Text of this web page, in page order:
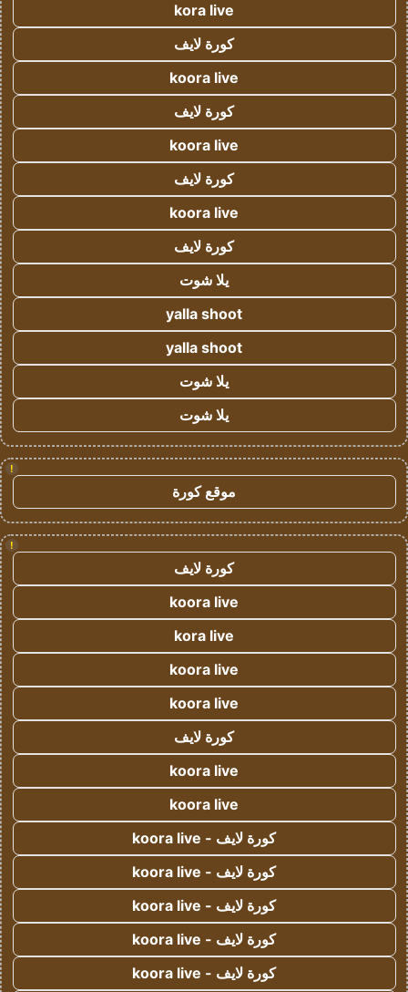
kora live
كورة لايف
koora live
كورة لايف
koora live
كورة لايف
koora live
كورة لايف
يلا شوت
yalla shoot
yalla shoot
يلا شوت
يلا شوت
!
موقع كورة
!
كورة لايف
koora live
kora live
koora live
koora live
كورة لايف
koora live
koora live
كورة لايف - koora live
كورة لايف - koora live
كورة لايف - koora live
كورة لايف - koora live
كورة لايف - koora live